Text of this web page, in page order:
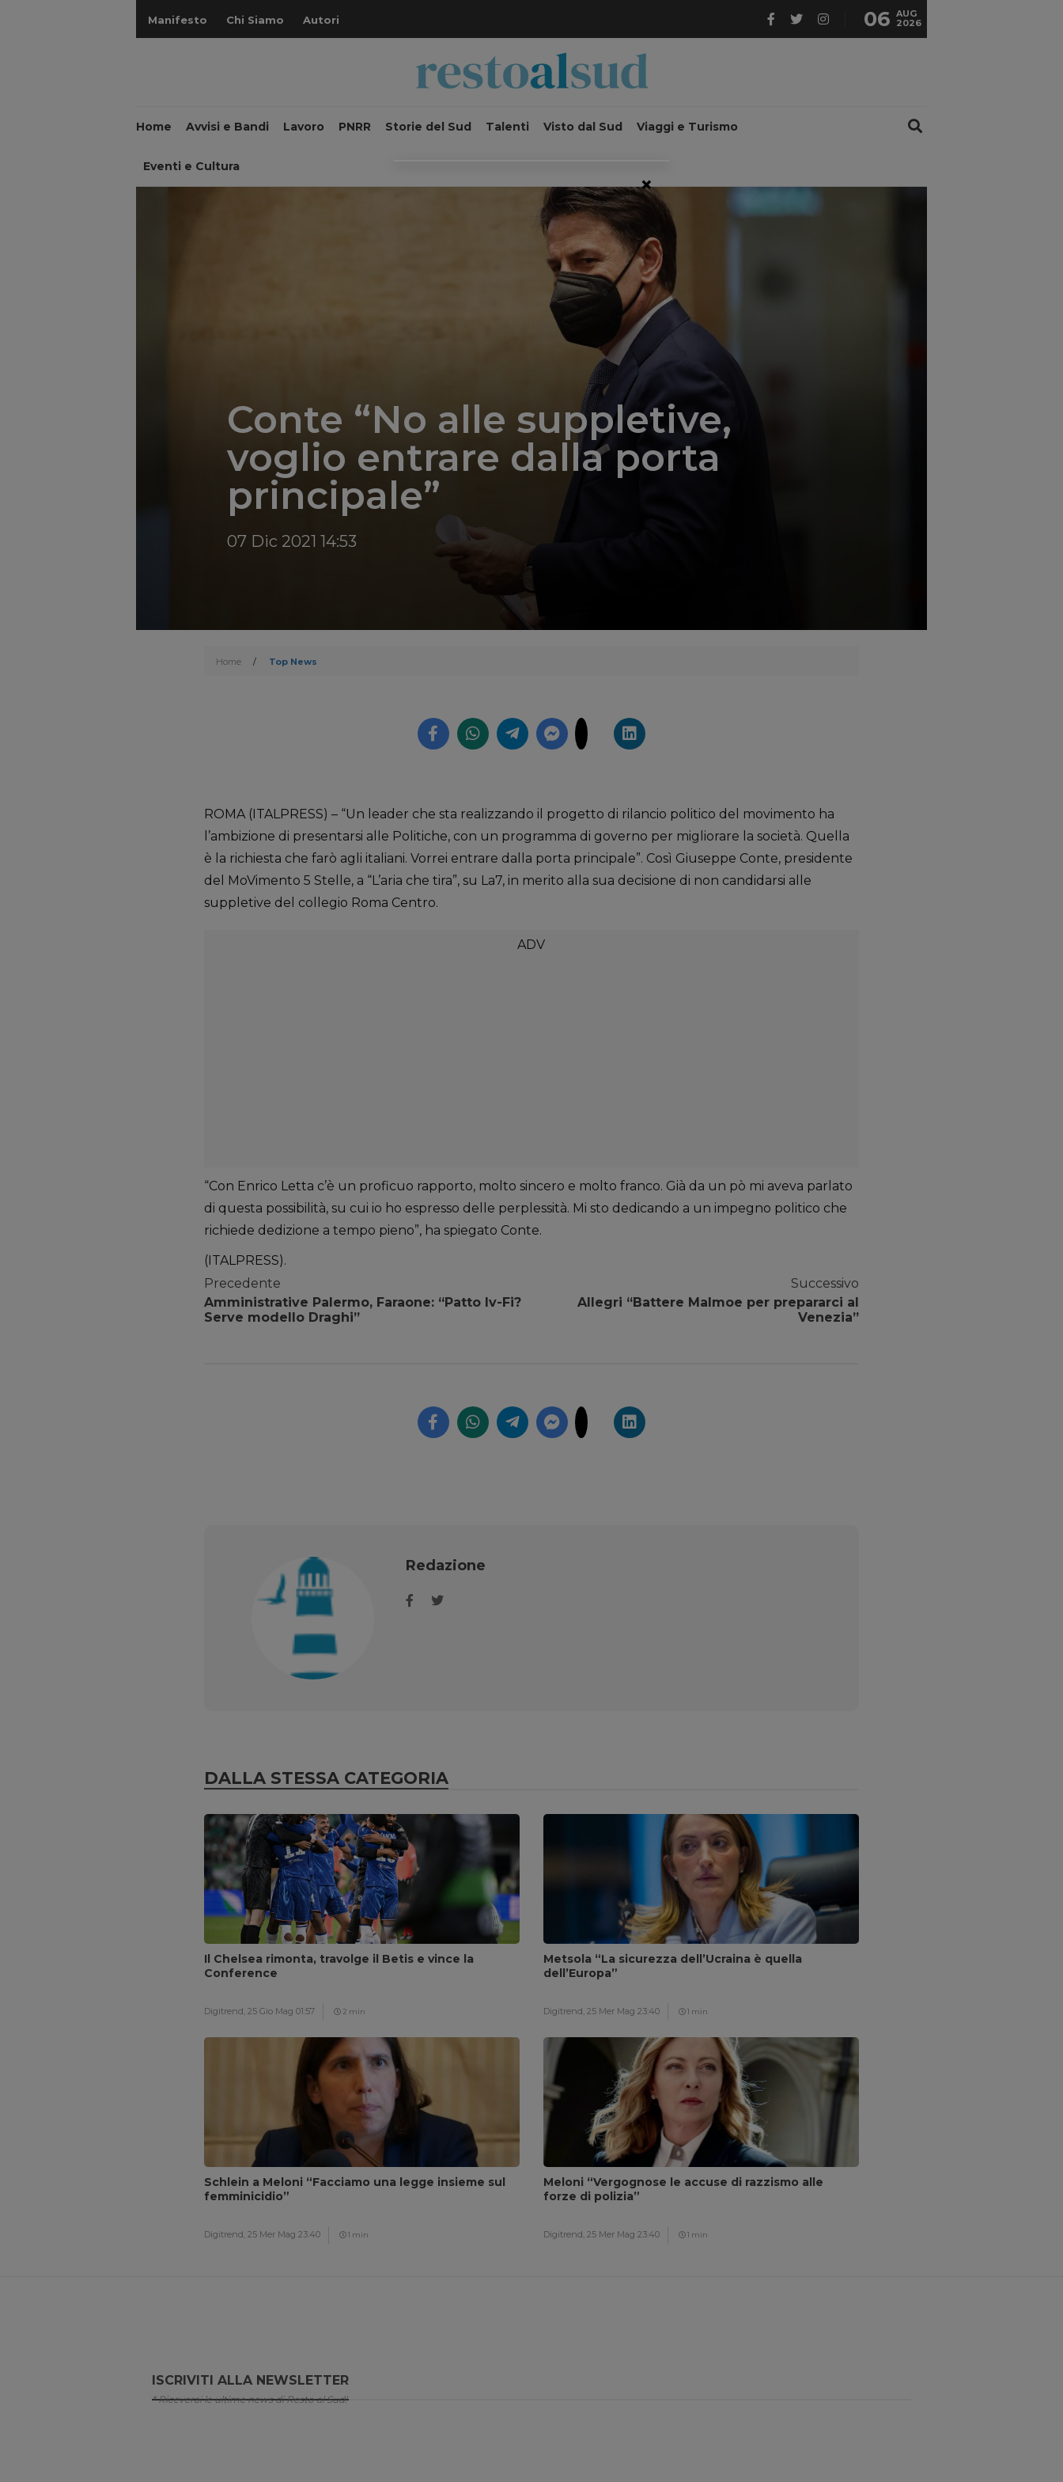
Manifesto Chi Siamo Autori 06 AUG
2026
Home Avvisi e Bandi Lavoro PNRR Storie del Sud Talenti Visto dal Sud Viaggi e Turismo
Eventi e Cultura
Conte “No alle suppletive,
voglio entrare dalla porta
principale”
07 Dic 2021 14:53
Home / Top News
ROMA (ITALPRESS) – “Un leader che sta realizzando il progetto di rilancio politico del movimento ha
l’ambizione di presentarsi alle Politiche, con un programma di governo per migliorare la società. Quella
è la richiesta che farò agli italiani. Vorrei entrare dalla porta principale”. Così Giuseppe Conte, presidente
del MoVimento 5 Stelle, a “L’aria che tira”, su La7, in merito alla sua decisione di non candidarsi alle
suppletive del collegio Roma Centro.
“Con Enrico Letta c’è un proficuo rapporto, molto sincero e molto franco. Già da un pò mi aveva parlato
di questa possibilità, su cui io ho espresso delle perplessità. Mi sto dedicando a un impegno politico che
richiede dedizione a tempo pieno”, ha spiegato Conte.
(ITALPRESS).
Precedente
Amministrative Palermo, Faraone: “Patto Iv-Fi?
Serve modello Draghi”
Successivo
Allegri “Battere Malmoe per prepararci al
Venezia”
Redazione
DALLA STESSA CATEGORIA
Il Chelsea rimonta, travolge il Betis e vince la
Conference
Digitrend, 25 Gio Mag 01:57 2 min
Metsola “La sicurezza dell’Ucraina è quella
dell’Europa”
Digitrend, 25 Mer Mag 23:40 1 min
Schlein a Meloni “Facciamo una legge insieme sul
femminicidio”
Digitrend, 25 Mer Mag 23:40 1 min
Meloni “Vergognose le accuse di razzismo alle
forze di polizia”
Digitrend, 25 Mer Mag 23:40 1 min
ISCRIVITI ALLA NEWSLETTER
* Riceverai le ultime news di Resto al Sud!
×